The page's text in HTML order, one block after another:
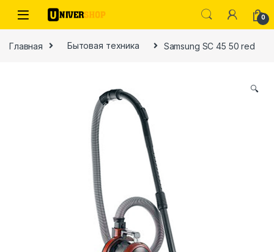
Skip to navigation
Skip to content
0
Главная Бытовая техника Samsung SC 45 50 red
🔍